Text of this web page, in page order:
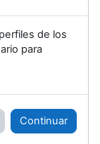
de los
para
Continuar